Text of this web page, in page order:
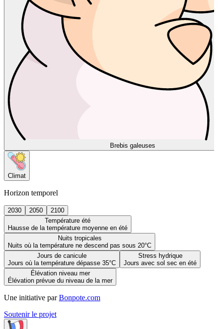
Brebis galeuses
Climat
Horizon temporel
2030 2050
2100
Température été
Hausse de la température moyenne en été
Nuits tropicales
Nuits où la température ne descend pas sous 20°C
Jours de canicule
Jours où la température dépasse 35°C
Stress hydrique
Jours avec sol sec en été
Élévation niveau mer
Élévation prévue du niveau de la mer
Une initiative par Bonpote.com
Soutenir le projet